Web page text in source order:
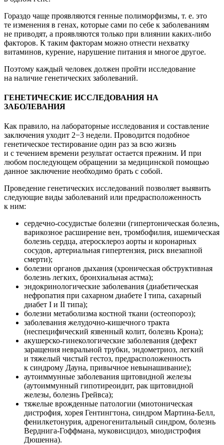
Гораздо чаще проявляются генные полиморфизмы, т. е. это
те изменения в генах, которые сами по себе к заболеваниям
не приводят, а проявляются только при влиянии каких-либо
факторов. К таким факторам можно отнести нехватку
витаминов, курение, нарушение питания и многое другое.
Поэтому каждый человек должен пройти исследование
на наличие генетических заболеваний.
ГЕНЕТИЧЕСКИЕ ИССЛЕДОВАНИЯ НА
ЗАБОЛЕВАНИЯ
Как правило, на лабораторные исследования и составление
заключения уходит 2−3 недели. Проводится подобное
генетическое тестирование один раз за всю жизнь
и с течением времени результат остается прежним. И при
любом последующем обращении за медицинской помощью
данное заключение необходимо брать с собой.
Проведение генетических исследований позволяет выявить
следующие виды заболеваний или предрасположенность
к ним:
сердечно-сосудистые болезни (гипертоническая болезнь,
варикозное расширение вен, тромбофилия, ишемическая
болезнь сердца, атеросклероз аорты и коронарных
сосудов, артериальная гипертензия, риск внезапной
смерти);
болезни органов дыхания (хроническая обструктивная
болезнь легких, бронхиальная астма);
эндокринологические заболевания (диабетическая
нефропатия при сахарном диабете I типа, сахарный
диабет I и II типа);
болезни метаболизма костной ткани (остеопороз);
заболевания желудочно-кишечного тракта
(неспецифический язвенный колит, болезнь Крона);
акушерско-гинекологические заболевания (дефект
заращения невральной трубки, эндометриоз, легкий
и тяжелый чистый гестоз, предрасположенность
к синдрому Дауна, привычное невынашивание);
аутоиммунные заболевания щитовидной железы
(аутоиммунный гипотиреоидит, рак щитовидной
железы, болезнь Грейвса);
тяжелые врожденные патологии (миотоническая
дистрофия, хорея Гентингтона, синдром Мартина-Белл,
фенилкетонурия, адреногенитальный синдром, болезнь
Верднига-Гоффмана, муковисцидоз, миодистрофия
Дюшенна).